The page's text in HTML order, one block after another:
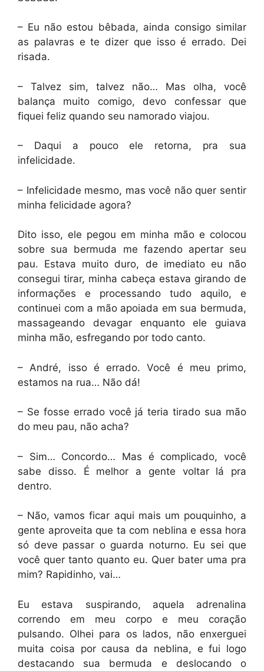
– Eu não estou bêbada, ainda consigo similar
as palavras e te dizer que isso é errado. Dei
risada.
– Talvez sim, talvez não… Mas olha, você
balança muito comigo, devo confessar que
fiquei feliz quando seu namorado viajou.
– Daqui a pouco ele retorna, pra sua
infelicidade.
– Infelicidade mesmo, mas você não quer sentir
minha felicidade agora?
Dito isso, ele pegou em minha mão e colocou
sobre sua bermuda me fazendo apertar seu
pau. Estava muito duro, de imediato eu não
consegui tirar, minha cabeça estava girando de
informações e processando tudo aquilo, e
continuei com a mão apoiada em sua bermuda,
massageando devagar enquanto ele guiava
minha mão, esfregando por todo canto.
– André, isso é errado. Você é meu primo,
estamos na rua… Não dá!
– Se fosse errado você já teria tirado sua mão
do meu pau, não acha?
– Sim… Concordo… Mas é complicado, você
sabe disso. É melhor a gente voltar lá pra
dentro.
– Não, vamos ficar aqui mais um pouquinho, a
gente aproveita que ta com neblina e essa hora
só deve passar o guarda noturno. Eu sei que
você quer tanto quanto eu. Quer bater uma pra
mim? Rapidinho, vai…
Eu estava suspirando, aquela adrenalina
correndo em meu corpo e meu coração
pulsando. Olhei para os lados, não enxerguei
muita coisa por causa da neblina, e fui logo
destacando sua bermuda e deslocando o